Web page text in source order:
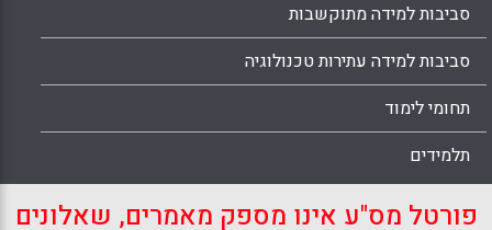
סביבות למידה מתוקשבות
סביבות למידה עתירות טכנולוגיה
תחומי לימוד
תלמידים
פורטל מס"ע אינו מספק מאמרים, שאלונים